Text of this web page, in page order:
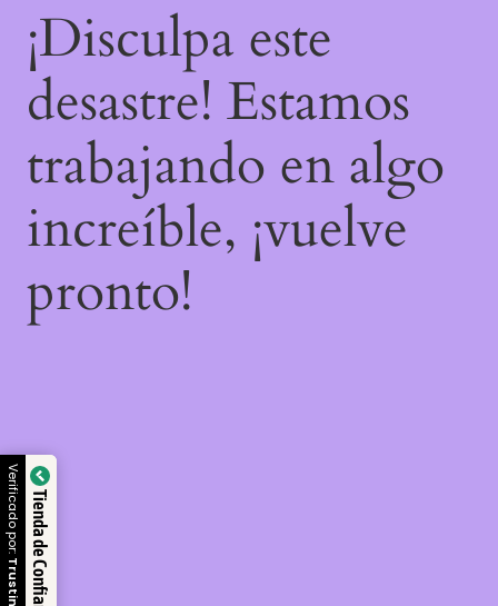
¡Disculpa este
desastre! Estamos
trabajando en algo
increíble, ¡vuelve
pronto!
Tienda de Confianza
Verificado por: